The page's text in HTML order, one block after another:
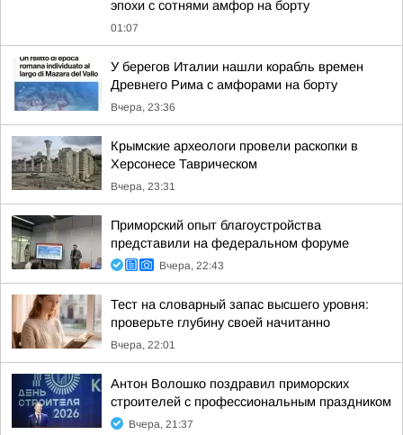
эпохи с сотнями амфор на борту
01:07
У берегов Италии нашли корабль времен
Древнего Рима с амфорами на борту
Вчера, 23:36
Крымские археологи провели раскопки в
Херсонесе Таврическом
Вчера, 23:31
Приморский опыт благоустройства
представили на федеральном форуме
Вчера, 22:43
Тест на словарный запас высшего уровня:
проверьте глубину своей начитанно
Вчера, 22:01
Антон Волошко поздравил приморских
строителей с профессиональным праздником
Вчера, 21:37